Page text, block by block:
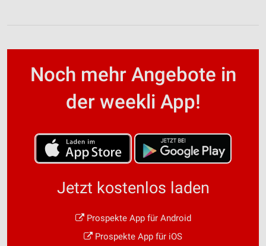
Noch mehr Angebote in
der weekli App!
Jetzt kostenlos laden
Prospekte App für Android
Prospekte App für iOS